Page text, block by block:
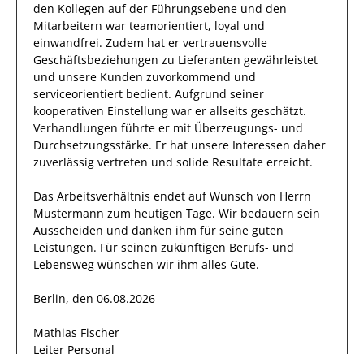
den Kollegen auf der Führungsebene und den
Mitarbeitern war teamorientiert, loyal und
einwandfrei. Zudem hat er vertrauensvolle
Geschäftsbeziehungen zu Lieferanten gewährleistet
und unsere Kunden zuvorkommend und
serviceorientiert bedient. Aufgrund seiner
kooperativen Einstellung war er allseits geschätzt.
Verhandlungen führte er mit Überzeugungs- und
Durchsetzungsstärke. Er hat unsere Interessen daher
zuverlässig vertreten und solide Resultate erreicht.
Das Arbeitsverhältnis endet auf Wunsch von Herrn
Mustermann zum heutigen Tage. Wir bedauern sein
Ausscheiden und danken ihm für seine guten
Leistungen. Für seinen zukünftigen Berufs- und
Lebensweg wünschen wir ihm alles Gute.
Berlin, den 06.08.2026
Mathias Fischer
Leiter Personal